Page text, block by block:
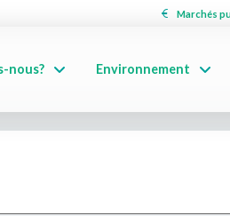
Marchés
nous? Environnement